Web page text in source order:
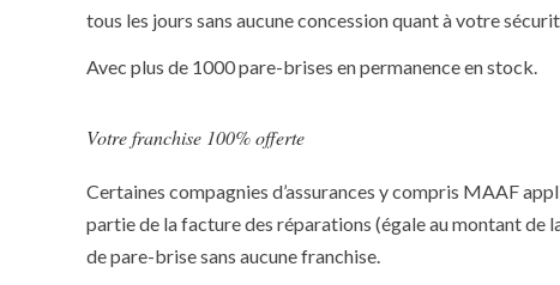
tous les jours sans aucune concession quant à votre
Avec plus de 1000 pare-brises en permanence en stock.
Votre franchise 100% offerte
Certaines compagnies d’assurances y compris MAAF
partie de la facture des réparations (égale au montant de
de pare-brise sans aucune franchise.